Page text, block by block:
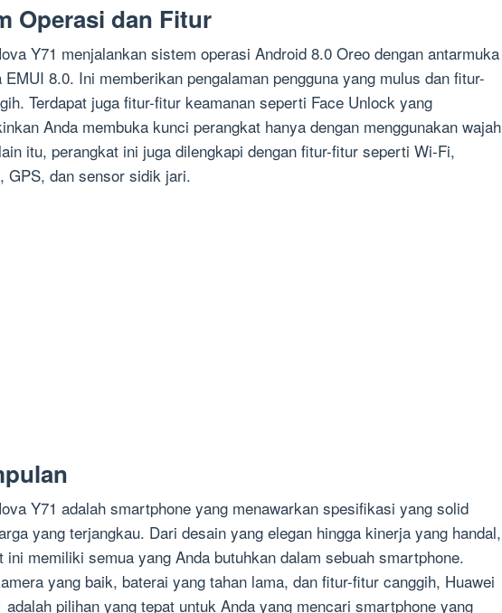
Operasi dan Fitur
Y71 menjalankan sistem operasi Android 8.0 Oreo dengan antarmuka
EMUI 8.0. Ini memberikan pengalaman pengguna yang mulus dan fitur-
Terdapat juga fitur-fitur keamanan seperti Face Unlock yang
Anda membuka kunci perangkat hanya dengan menggunakan wajah
itu, perangkat ini juga dilengkapi dengan fitur-fitur seperti Wi-Fi,
GPS, dan sensor sidik jari.
Y71 adalah smartphone yang menawarkan spesifikasi yang solid
yang terjangkau. Dari desain yang elegan hingga kinerja yang handal,
ini memiliki semua yang Anda butuhkan dalam sebuah smartphone.
yang baik, baterai yang tahan lama, dan fitur-fitur canggih, Huawei
adalah pilihan yang tepat untuk Anda yang mencari smartphone yang